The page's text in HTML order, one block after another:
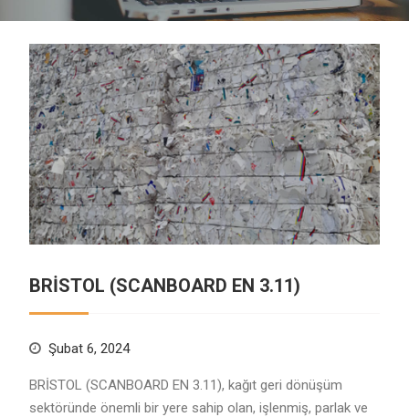
BRİSTOL (SCANBOARD EN 3.11)
Şubat 6, 2024
BRİSTOL (SCANBOARD EN 3.11), kağıt geri dönüşüm
sektöründe önemli bir yere sahip olan, işlenmiş, parlak ve